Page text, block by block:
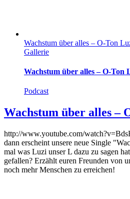
Wachstum über alles – O-Ton
Gallerie
Wachstum über alles – O-Ton
Podcast
Wachstum über alles –
http://www.youtube.com/
dann erscheint unsere neue Single
mal was Luzi unser L dazu zu sagen
gefallen? Erzählt euren Freunden von
noch mehr Menschen zu erreichen!